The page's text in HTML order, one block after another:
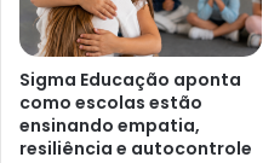
Sigma Educação aponta
como escolas estão
ensinando empatia,
resiliência e autocontrole